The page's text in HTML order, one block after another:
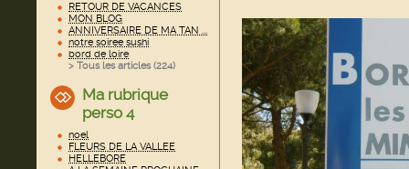
RETOUR DE VACANCES
MON BLOG
ANNIVERSAIRE DE MA TAN ...
notre soiree sushi
bord de loire
> Tous les articles (224)
Ma rubrique
perso 4
noel
FLEURS DE LA VALLEE
HELLEBORE